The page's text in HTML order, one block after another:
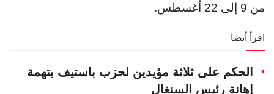
من 9 إلى 22 أغسطس.
اقرأ أيضا
الحكم على ثلاثة مؤيدين لحزب باستيف بتهمة
إهانة رئيس السنغال